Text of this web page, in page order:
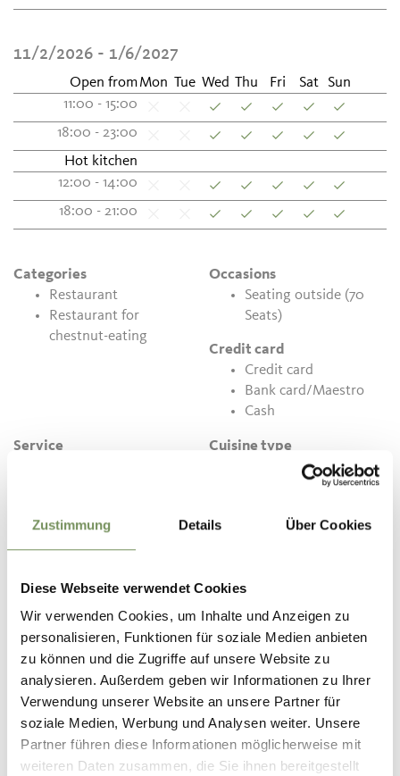
Zustimmung Details Über Cookies
Diese Webseite verwendet Cookies
Wir verwenden Cookies, um Inhalte und Anzeigen zu
personalisieren, Funktionen für soziale Medien anbieten
zu können und die Zugriffe auf unsere Website zu
analysieren. Außerdem geben wir Informationen zu Ihrer
Verwendung unserer Website an unsere Partner für
soziale Medien, Werbung und Analysen weiter. Unsere
Partner führen diese Informationen möglicherweise mit
weiteren Daten zusammen, die Sie ihnen bereitgestellt
11/2/2026 - 1/6/2027
Open fromMon Tue Wed Thu Fri Sat
Sun
11:00 - 15:00
18:00 - 23:00
Hot kitchen
12:00 - 14:00
18:00 - 21:00
Categories
Restaurant
Restaurant for
chestnut-eating
Occasions
Seating outside (70
Seats)
Credit card
Credit card
Bank card/Maestro
Cash
Service
Playground
Car parks
Beer garden
Terrace
Buses welcome
Cuisine type
Hot meals
South tyrolean cuisine
Game/venison dishes
weeks
Game, venison weeks
Children's menus
Business/workers'
menus
Hilberkeller Restaurant